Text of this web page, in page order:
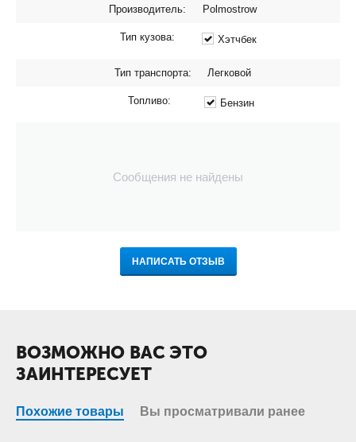
Производитель: Polmostrow
Тип кузова: Хэтчбек
Тип транспорта: Легковой
Топливо: Бензин
Сообщения не найдены
НАПИСАТЬ ОТЗЫВ
ВОЗМОЖНО ВАС ЭТО
ЗАИНТЕРЕСУЕТ
Похожие товары Вы просматривали ранее